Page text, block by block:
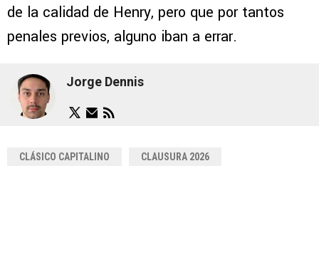
de la calidad de Henry, pero que por tantos
penales previos, alguno iban a errar.
Jorge Dennis
CLÁSICO CAPITALINO CLAUSURA 2026